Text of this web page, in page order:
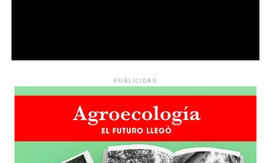
PUBLICIDAD